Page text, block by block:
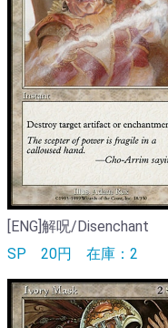
[ENG]解呪/Disenchant
SP 20円 在庫：2